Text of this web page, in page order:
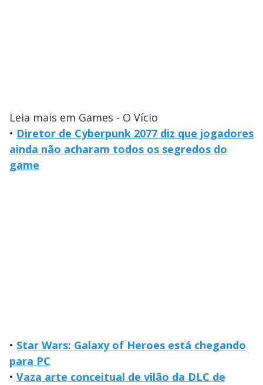
Leia mais em Games - O Vício
• Diretor de Cyberpunk 2077 diz que jogadores
ainda não acharam todos os segredos do
game
• Star Wars: Galaxy of Heroes está chegando
para PC
• Vaza arte conceitual de vilão da DLC de